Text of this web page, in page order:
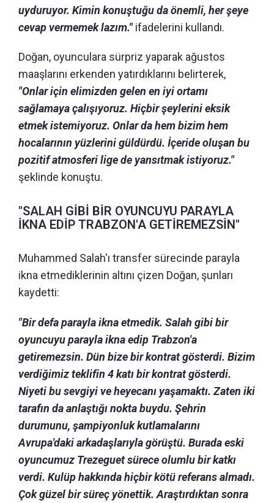
uyduruyor. Kimin konuştuğu da önemli, her şeye
cevap vermemek lazım."ifadelerini kullandı.
Doğan, oyunculara sürpriz yaparak ağustos
maaşlarını erkenden yatırdıklarını belirterek,
"Onlar için elimizden gelen en iyi ortamı
sağlamaya çalışıyoruz. Hiçbir şeylerini eksik
etmek istemiyoruz. Onlar da hem bizim hem
hocalarının yüzlerini güldürdü. İçeride oluşan bu
pozitif atmosferi lige de yansıtmak istiyoruz."
şeklinde konuştu.
"SALAH GİBİ BİR OYUNCUYU PARAYLA
İKNA EDİP TRABZON'A GETİREMEZSİN"
Muhammed Salah'ı transfer sürecinde parayla
ikna etmediklerinin altını çizen Doğan, şunları
kaydetti:
"Bir defa parayla ikna etmedik. Salah gibi bir
oyuncuyu parayla ikna edip Trabzon'a
getiremezsin. Dün bize bir kontrat gösterdi. Bizim
verdiğimiz teklifin 4 katı bir kontrat gösterdi.
Niyeti bu sevgiyi ve heyecanı yaşamaktı. Zaten iki
tarafın da anlaştığı nokta buydu. Şehrin
durumunu, şampiyonluk kutlamalarını
Avrupa'daki arkadaşlarıyla görüştü. Burada eski
oyuncumuz Trezeguet sürece olumlu bir katkı
verdi. Kulüp hakkında hiçbir kötü referans almadı.
Çok güzel bir süreç yönettik. Araştırdıktan sonra